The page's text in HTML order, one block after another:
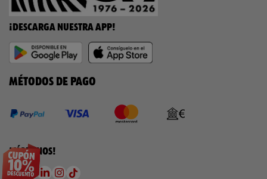
¡DESCARGA NUESTRA APP!
MÉTODOS DE PAGO
¡SÍGUENOS!